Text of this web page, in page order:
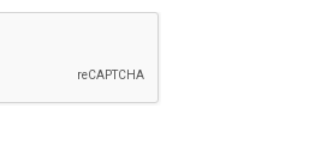
судьи не сталкивались с